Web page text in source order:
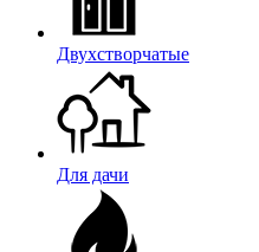
Двухстворчатые
Для дачи